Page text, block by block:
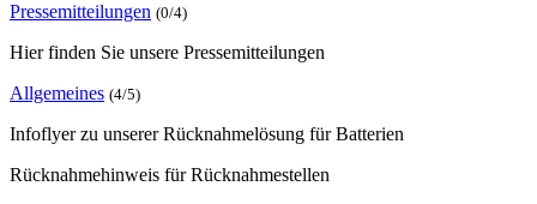
Pressemitteilungen (0/4)
Hier finden Sie unsere Pressemitteilungen
Allgemeines (4/5)
Infoflyer zu unserer Rücknahmelösung für Batterien
Rücknahmehinweis für Rücknahmestellen